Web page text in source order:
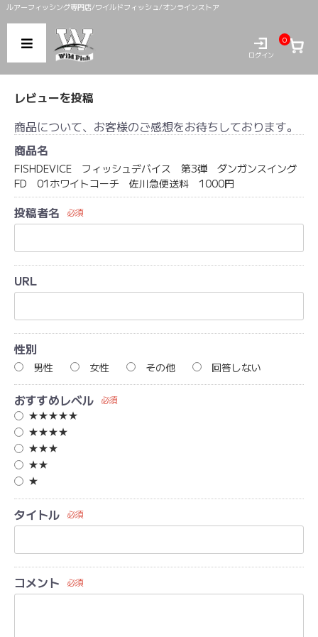
ルアーフィッシング専門店/ワイルドフィッシュ/オンラインストア
ログイン
0
レビューを投稿
商品について、お客様のご感想をお待ちしております。
商品名
FISHDEVICE フィッシュデバイス 第3弾 ダンガンスイング
FD 01ホワイトコーチ 佐川急便送料 1000円
投稿者名 必須
URL
性別
男性 女性 その他 回答しない
おすすめレベル 必須
★★★★★
★★★★
★★★
★★
★
タイトル 必須
コメント 必須